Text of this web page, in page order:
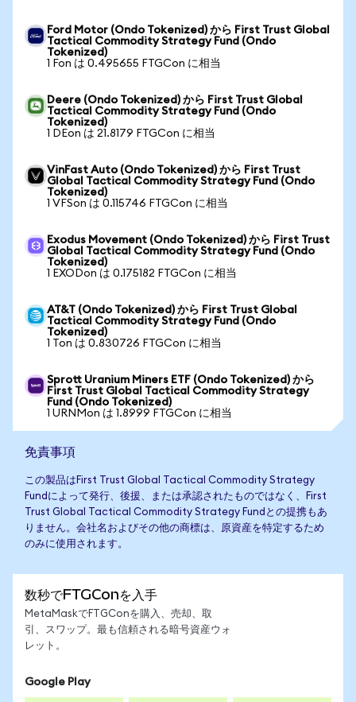
Ford Motor (Ondo Tokenized) から First Trust Global
Tactical Commodity Strategy Fund (Ondo
Tokenized)
1 Fon は 0.495655 FTGCon に相当
Deere (Ondo Tokenized) から First Trust Global
Tactical Commodity Strategy Fund (Ondo
Tokenized)
1 DEon は 21.8179 FTGCon に相当
VinFast Auto (Ondo Tokenized) から First Trust
Global Tactical Commodity Strategy Fund (Ondo
Tokenized)
1 VFSon は 0.115746 FTGCon に相当
Exodus Movement (Ondo Tokenized) から First Trust
Global Tactical Commodity Strategy Fund (Ondo
Tokenized)
1 EXODon は 0.175182 FTGCon に相当
AT&T (Ondo Tokenized) から First Trust Global
Tactical Commodity Strategy Fund (Ondo
Tokenized)
1 Ton は 0.830726 FTGCon に相当
Sprott Uranium Miners ETF (Ondo Tokenized) から
First Trust Global Tactical Commodity Strategy
Fund (Ondo Tokenized)
1 URNMon は 1.8999 FTGCon に相当
免責事項
この製品はFirst Trust Global Tactical Commodity Strategy
Fundによって発行、後援、または承認されたものではなく、First
Trust Global Tactical Commodity Strategy Fundとの提携もあ
りません。会社名およびその他の商標は、原資産を特定するため
のみに使用されます。
数秒でFTGConを入手
MetaMaskでFTGConを購入、売却、取
引、スワップ。最も信頼される暗号資産ウォ
レット。
Google Play